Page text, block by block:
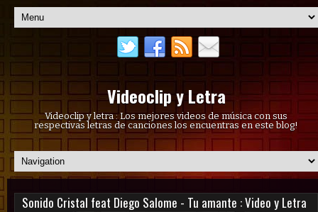
Videoclip y Letra
Videoclip y letra : Los mejores videos de música con sus
respectivas letras de canciones los encuentras en este blog!
Sonido Cristal feat Diego Salome - Tu amante : Video y Letra